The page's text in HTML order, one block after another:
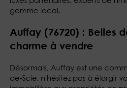
gamme local.
Auffay (76720) : Belles
charme à vendre
Désormais, Auffay est une
de-Scie, n'hésitez pas à élargir